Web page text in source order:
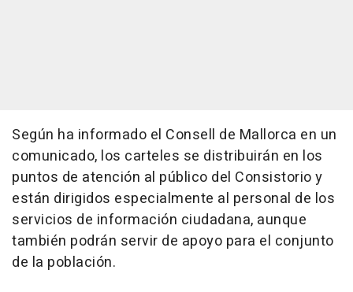
Según ha informado el Consell de Mallorca en un
comunicado, los carteles se distribuirán en los
puntos de atención al público del Consistorio y
están dirigidos especialmente al personal de los
servicios de información ciudadana, aunque
también podrán servir de apoyo para el conjunto
de la población.